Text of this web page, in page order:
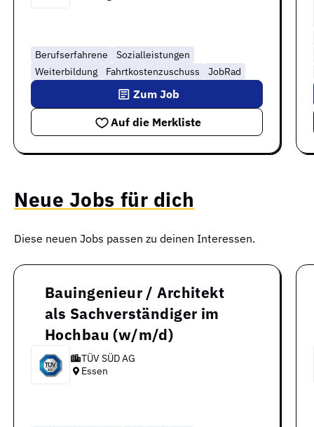
Berufserfahrene
Sozialleistungen
Weiterbildung
Fahrtkostenzuschuss JobRad
Auf die Merkliste
Zum Job
Neue Jobs für dich
Diese neuen Jobs passen zu deinen Interessen.
Bauingenieur / Architekt
als Sachverständiger im
Hochbau (w/m/d)
TÜV SÜD AG
Essen